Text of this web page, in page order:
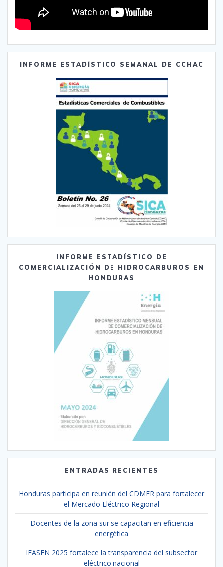
INFORME ESTADÍSTICO SEMANAL DE CCHAC
INFORME ESTADÍSTICO DE
COMERCIALIZACIÓN DE HIDROCARBUROS EN
HONDURAS
ENTRADAS RECIENTES
Honduras participa en reunión del CDMER para fortalecer
el Mercado Eléctrico Regional
Docentes de la zona sur se capacitan en eficiencia
energética
IEASEN 2025 fortalece la transparencia del subsector
eléctrico nacional